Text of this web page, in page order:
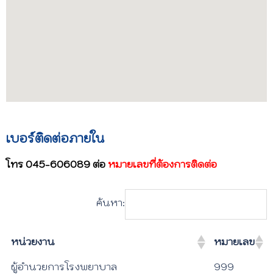
เบอร์ติดต่อภายใน
โทร 045-606089 ต่อ หมายเลขที่ต้องการติดต่อ
ค้นหา:
หน่วยงาน หมายเลข
ผู้อำนวยการโรงพยาบาล 999